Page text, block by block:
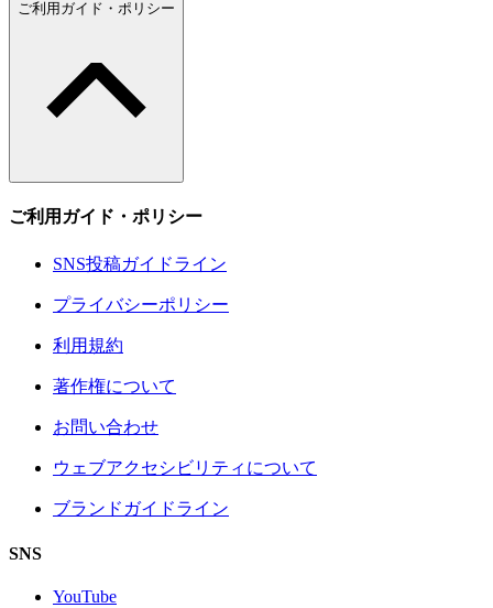
ご利用ガイド・ポリシー
ご利用ガイド・ポリシー
SNS投稿ガイドライン
プライバシーポリシー
利用規約
著作権について
お問い合わせ
ウェブアクセシビリティについて
ブランドガイドライン
SNS
YouTube